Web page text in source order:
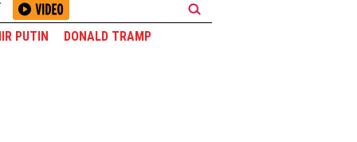
PUTIN DONALD TRAMP